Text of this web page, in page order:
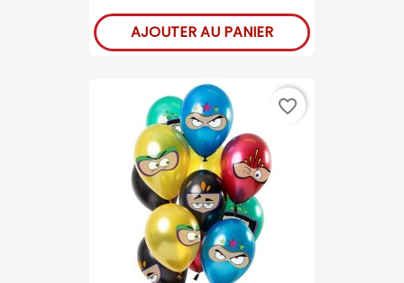
AJOUTER AU PANIER
favorite_border